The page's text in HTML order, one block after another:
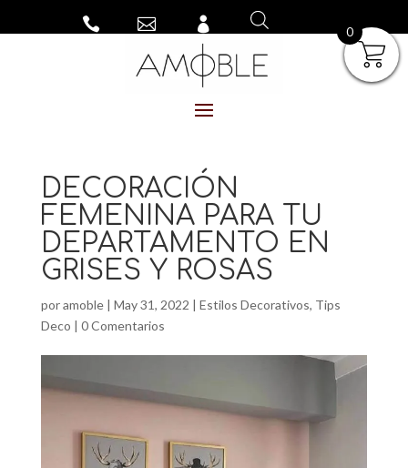
  
DECORACIÓN
FEMENINA PARA TU
DEPARTAMENTO EN
GRISES Y ROSAS
poramoble| May 31, 2022 | Estilos Decorativos, Tips
Deco | 0 Comentarios
0